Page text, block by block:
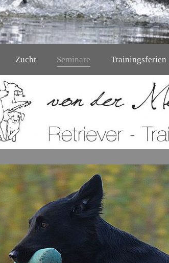
Zucht Seminare Trainingsferien